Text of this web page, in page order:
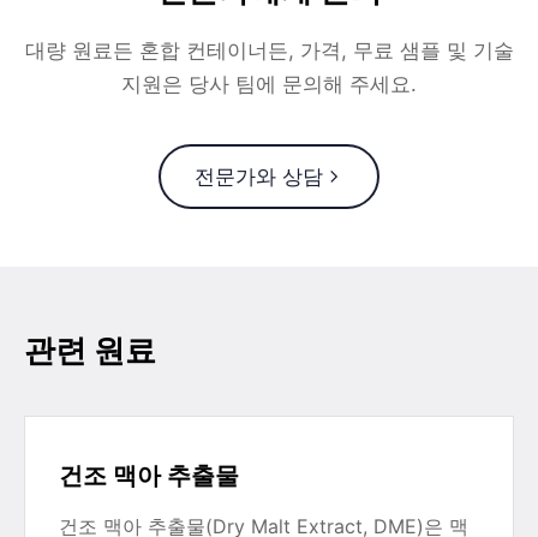
대량 원료든 혼합 컨테이너든, 가격, 무료 샘플 및 기술
지원은 당사 팀에 문의해 주세요.
전문가와 상담
관련 원료
건조 맥아 추출물
건조 맥아 추출물(Dry Malt Extract, DME)은 맥